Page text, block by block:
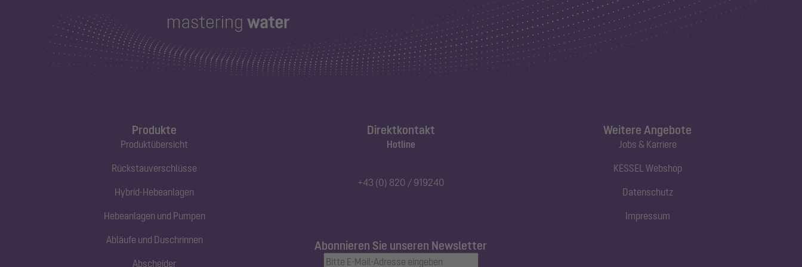
Produkte
Produktübersicht
Rückstauverschlüsse
Hybrid-Hebeanlagen
Hebeanlagen und Pumpen
Abläufe und Duschrinnen
Abscheider
Direktkontakt
Hotline
+43 (0) 820 / 919240
Abonnieren Sie unseren Newsletter
Weitere Angebote
Jobs & Karriere
KESSEL Webshop
Datenschutz
Impressum